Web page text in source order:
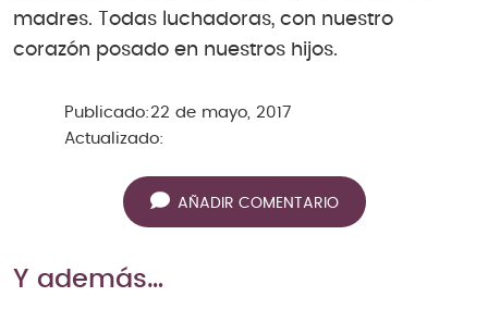
madres. Todas luchadoras, con nuestro
corazón posado en nuestros hijos.
Publicado: 22 de mayo, 2017
Actualizado:
AÑADIR COMENTARIO
Y además…